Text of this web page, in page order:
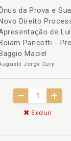
da Prova e
Direito
de
Pancotti -
Maciel
Jorge Cury
Excluir